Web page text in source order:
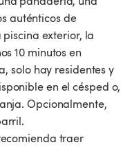
auténticos de
exterior, la
10 minutos en
solo hay residentes y
en el césped o,
Opcionalmente,
traer